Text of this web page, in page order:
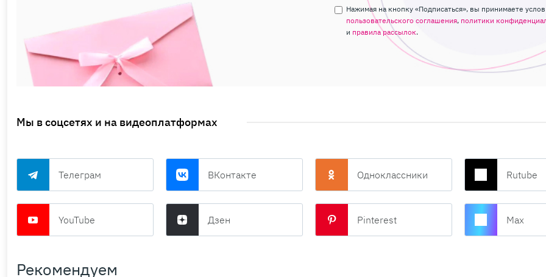
Нажимая на кнопку «Подписаться», вы принимаете
пользовательского соглашения, политики
и правила рассылок.
Мы в соцсетях и на видеоплатформах
Телеграм ВКонтакте Одноклассники Rutube
YouTube Дзен Pinterest Max
Рекомендуем